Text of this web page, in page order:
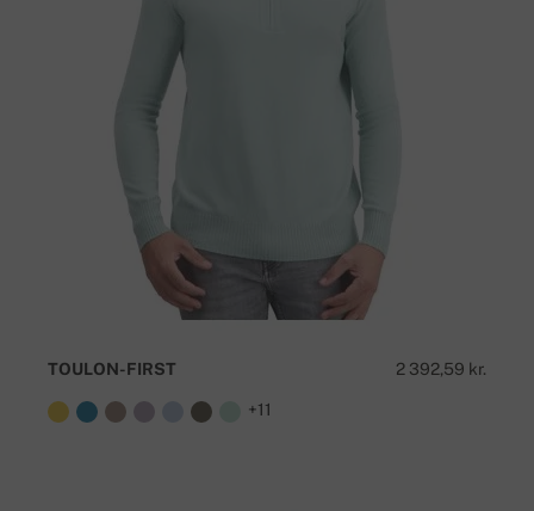
2 392,59 kr.
TOULON-FIRST
+11